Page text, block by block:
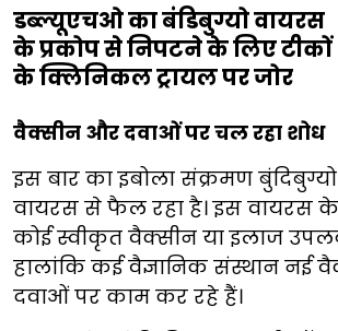
डब्ल्यूएचओ का बंडिबुग्यो वायरस
के प्रकोप से निपटने के लिए टीकों
के क्लिनिकल ट्रायल पर जोर
वैक्सीन और दवाओं पर चल रहा शोध
इस बार का इबोला संक्रमण
वायरस से फैल रहा है। इस वायरस
कोई स्वीकृत वैक्सीन या इलाज
हालांकि कई वैज्ञानिक संस्थान नई
दवाओं पर काम कर रहे हैं।